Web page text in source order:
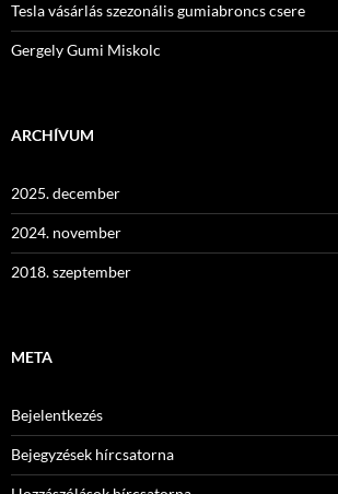
Tesla vásárlás szezonális gumiabroncs csere
Gergely Gumi Miskolc
ARCHÍVUM
2025. december
2024. november
2018. szeptember
META
Bejelentkezés
Bejegyzések hírcsatorna